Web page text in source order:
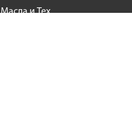
Масла и Тех.